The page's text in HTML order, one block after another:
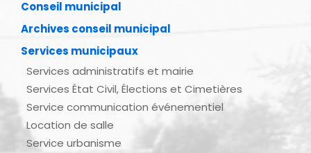
Conseil municipal
Archives conseil municipal
Services municipaux
Services administratifs et mairie
Services État Civil, Élections et Cimetières
Service communication événementiel
Location de salle
Service urbanisme